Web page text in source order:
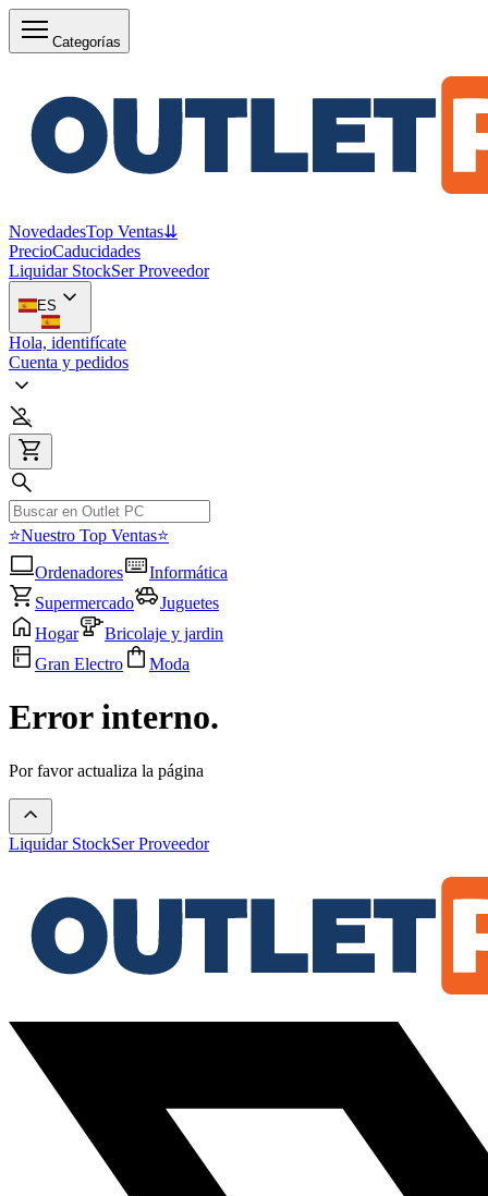
Categorías
NovedadesTop Ventas⇊
PrecioCaducidades
Liquidar StockSer Proveedor
ES
Hola, identifícate
Cuenta y pedidos
⭐Nuestro Top Ventas⭐
Ordenadores
Informática
Supermercado
Juguetes
Hogar
Bricolaje y jardin
Gran Electro
Moda
Error interno.
Por favor actualiza la página
Liquidar StockSer Proveedor